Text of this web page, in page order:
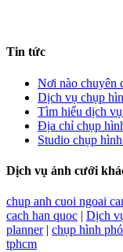
Tin tức
Nơi nào chuyên
Dịch vụ chụp
Tìm hiểu dịch
Địa chỉ chụp
Studio chụp
Dịch vụ ảnh cưới
chup anh cuoi ngoai
cach han quoc | Dịch
planner| chụp hình
tphcm